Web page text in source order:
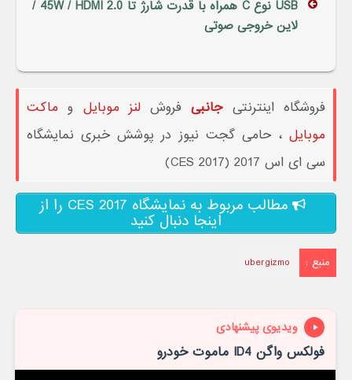
USB نوع C همراه با قدرت شارژ تا 45W / HDMI 2.0 /
لاین خروجی صوتی
فروشگاه اینترنتیجانبی فروشلنز موبایل و ماکت
موبایل ، حامی گجت نیوز در پوشش خبری نمایشگاه
سی ای اس 2017 (CES 2017)
مطالب مربوط به نمایشگاه CES 2017 را از
اینجا دنبال کنید
منبع : ubergizmo
ویدیوی پیشنهادی
فولکس واگن ID4 ماموت خودرو